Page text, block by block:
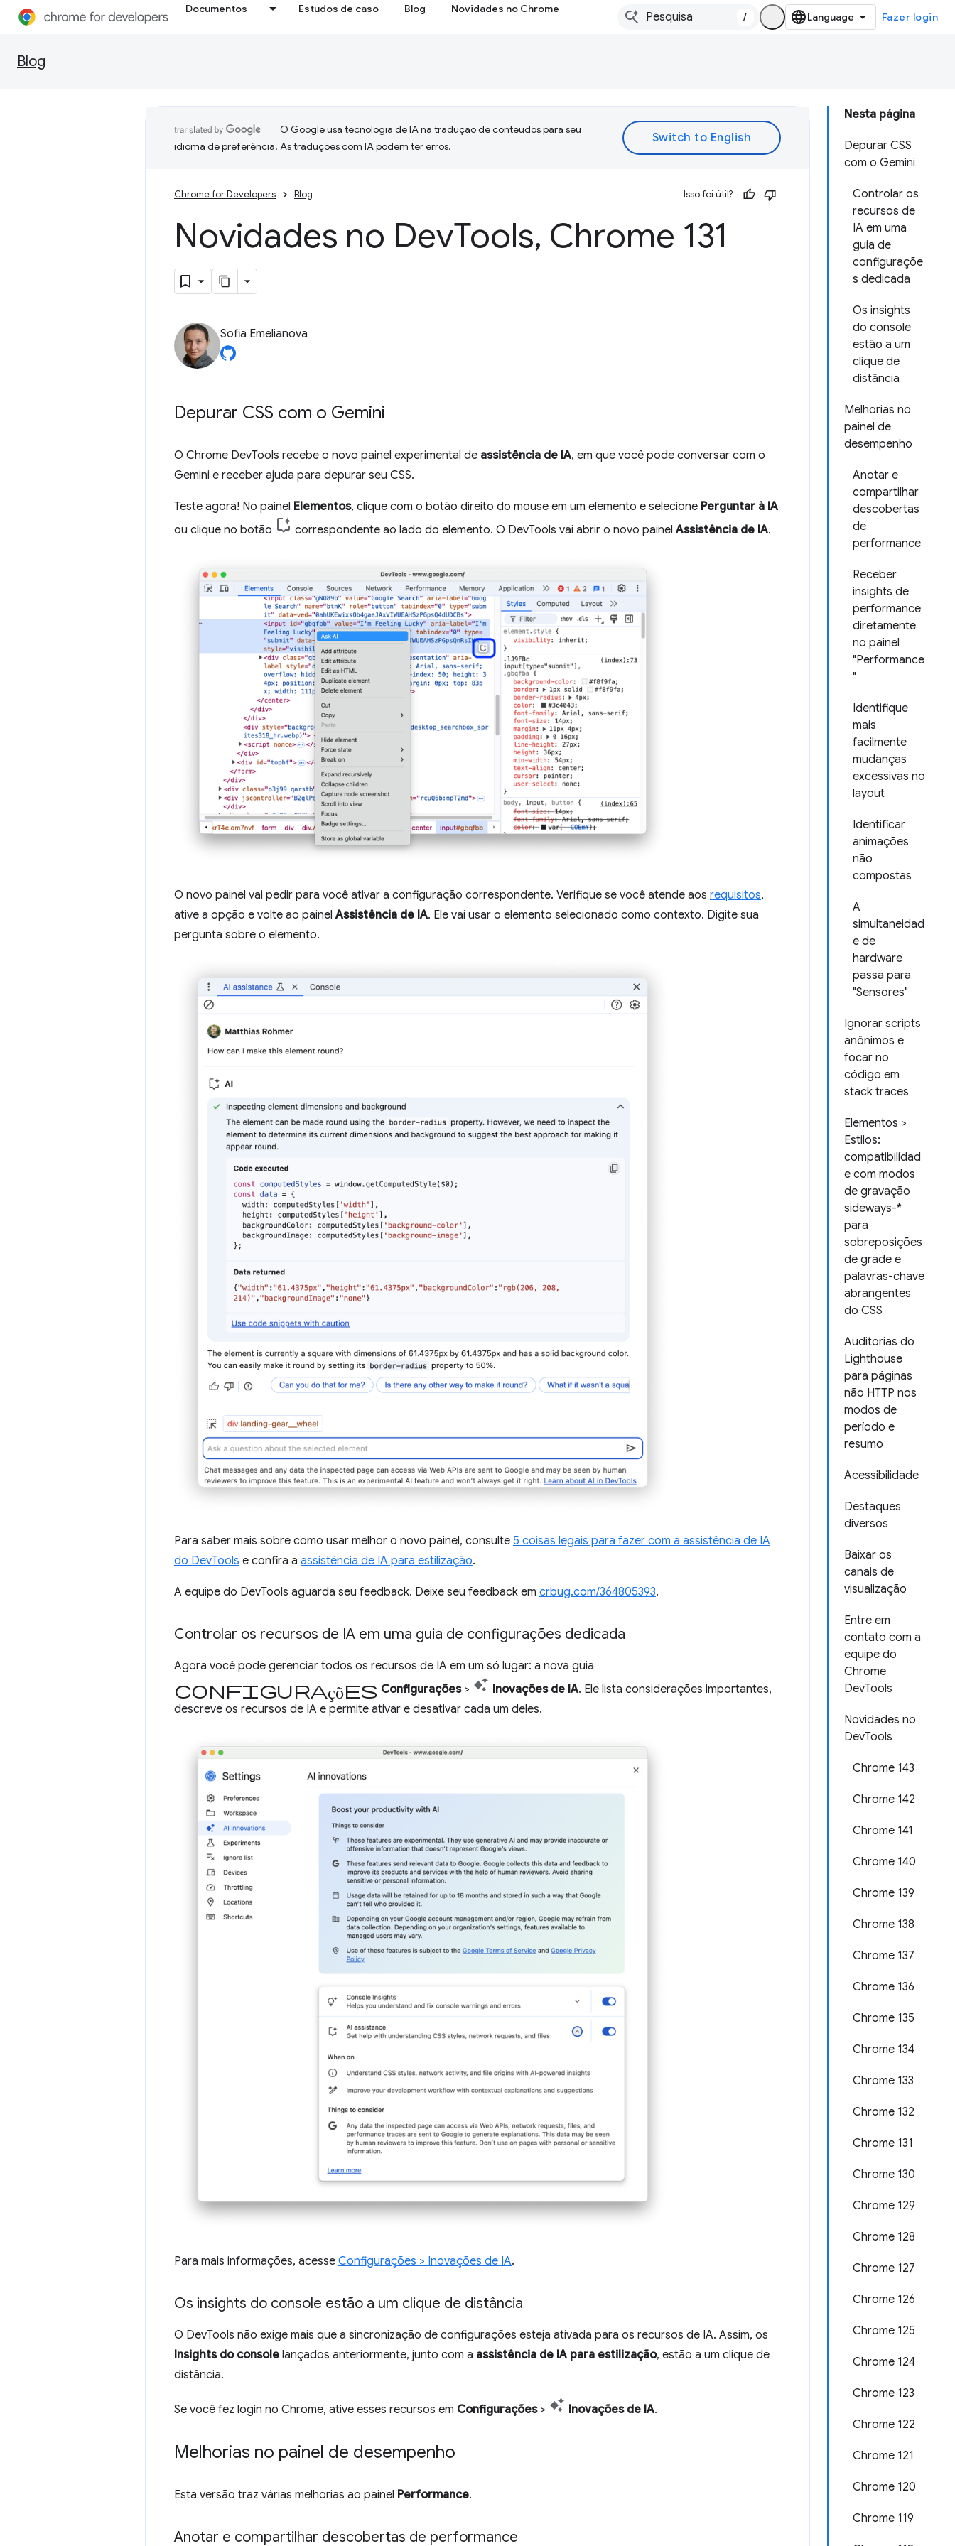
Documentos Estudos de caso Blog Novidades no Chrome
/ Fazer login
Blog
Nesta página
Depurar CSS
com o Gemini
Controlar os
recursos de
IA em uma
guia de
configuraçõe
s dedicada
Os insights
do console
estão a um
clique de
distância
Melhorias no
painel de
desempenho
Anotar e
compartilhar
descobertas
de
performance
Receber
insights de
performance
diretamente
no painel
"Performance
"
Identifique
mais
facilmente
mudanças
excessivas no
layout
Identificar
animações
não
compostas
A
simultaneidad
e de
hardware
passa para
"Sensores"
Ignorar scripts
anônimos e
focar no
código em
stack traces
Elementos >
Estilos:
compatibilidad
e com modos
de gravação
sideways-*
para
sobreposições
de grade e
palavras-chave
abrangentes
do CSS
Auditorias do
Lighthouse
para páginas
não HTTP nos
modos de
período e
resumo
Acessibilidade
Destaques
diversos
Baixar os
canais de
visualização
Entre em
contato com a
equipe do
Chrome
DevTools
Novidades no
DevTools
Chrome 143
Chrome 142
Chrome 141
Chrome 140
Chrome 139
Chrome 138
Chrome 137
Chrome 136
Chrome 135
Chrome 134
Chrome 133
Chrome 132
Chrome 131
Chrome 130
Chrome 129
Chrome 128
Chrome 127
Chrome 126
Chrome 125
Chrome 124
Chrome 123
Chrome 122
Chrome 121
Chrome 120
Chrome 119
O Google usa tecnologia de IA na tradução de conteúdos para seu
idioma de preferência. As traduções com IA podem ter erros.
Chrome for Developers Blog Isso foi útil?
Novidades no DevTools, Chrome 131
Sofia Emelianova
Depurar CSS com o Gemini
O Chrome DevTools recebe o novo painel experimental de assistência de IA, em que você pode conversar com o
Gemini e receber ajuda para depurar seu CSS.
Teste agora! No painel Elementos, clique com o botão direito do mouse em um elemento e selecione Perguntar à IA
ou clique no botão
correspondente ao lado do elemento. O DevTools vai abrir o novo painelAssistência de IA.
O novo painel vai pedir para você ativar a configuração correspondente. Verifique se você atende aos requisitos,
ative a opção e volte ao painelAssistência de IA. Ele vai usar o elemento selecionado como contexto. Digite sua
pergunta sobre o elemento.
Para saber mais sobre como usar melhor o novo painel, consulte 5 coisas legais para fazer com a assistência de IA
do DevTools e confira a assistência de IA para estilização.
A equipe do DevTools aguarda seu feedback. Deixe seu feedback em crbug.com/364805393.
Controlar os recursos de IA em uma guia de configurações dedicada
Agora você pode gerenciar todos os recursos de IA em um só lugar: a nova guia
Configurações Configurações> Inovações de IA. Ele lista considerações importantes,
descreve os recursos de IA e permite ativar e desativar cada um deles.
Para mais informações, acesse Configurações > Inovações de IA.
Os insights do console estão a um clique de distância
O DevTools não exige mais que a sincronização de configurações esteja ativada para os recursos de IA. Assim, os
Insights do console lançados anteriormente, junto com a assistência de IA para estilização, estão a um clique de
distância.
Se você fez login no Chrome, ative esses recursos em Configurações> Inovações de IA.
Melhorias no painel de desempenho
Esta versão traz várias melhorias ao painel Performance.
Anotar e compartilhar descobertas de performance